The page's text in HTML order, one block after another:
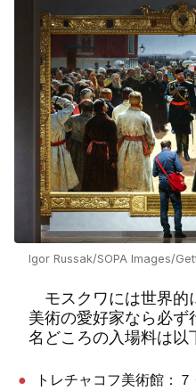
Igor Russak/SOPA Images/
モスクワには世界的
美術の愛好家なら必
名どころの入場料は以
トレチャコフ美術館：